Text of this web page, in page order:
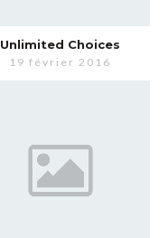
Unlimited Choices
19 février 2016